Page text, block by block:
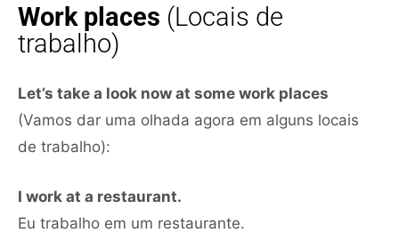
Work places (Locais de
trabalho)
Let’s take a look now at some work places
(Vamos dar uma olhada agora em alguns locais
de trabalho):
I work at a restaurant.
Eu trabalho em um restaurante.